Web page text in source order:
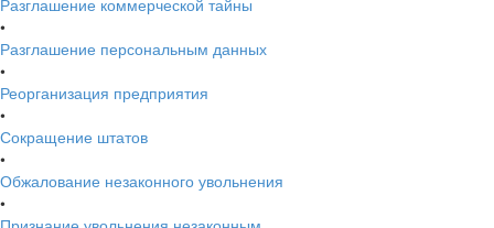
Разглашение коммерческой тайны
•
Разглашение персональным данных
•
Реорганизация предприятия
•
Сокращение штатов
•
Обжалование незаконного увольнения
•